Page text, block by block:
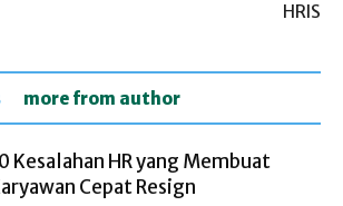
HRIS
more from author
Kesalahan HR yang Membuat
Cepat Resign